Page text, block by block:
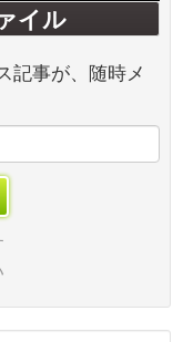
イル
記事が、随時メ